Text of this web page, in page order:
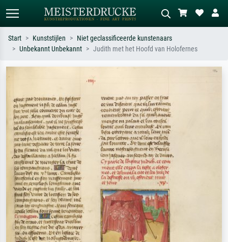
Monet, Sterrennacht, impressionisme,
Hokusai-golf, naakt.
olieverfschilderij, staand naakt naast
een boom.
Start Kunststijlen
Niet geclassificeerde kunstenaars
Unbekannt Unbekannt
Judith met het Hoofd van Holofernes